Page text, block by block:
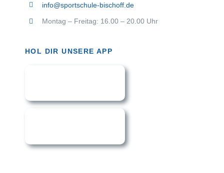
info@sportschule-bischoff.de
Montag – Freitag: 16.00 – 20.00 Uhr
HOL DIR UNSERE APP